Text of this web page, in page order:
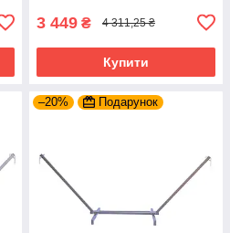
3 449 ₴ 4 311,25 ₴
Купити
–20% Подарунок